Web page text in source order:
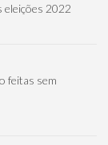
eleições 2022
feitas sem